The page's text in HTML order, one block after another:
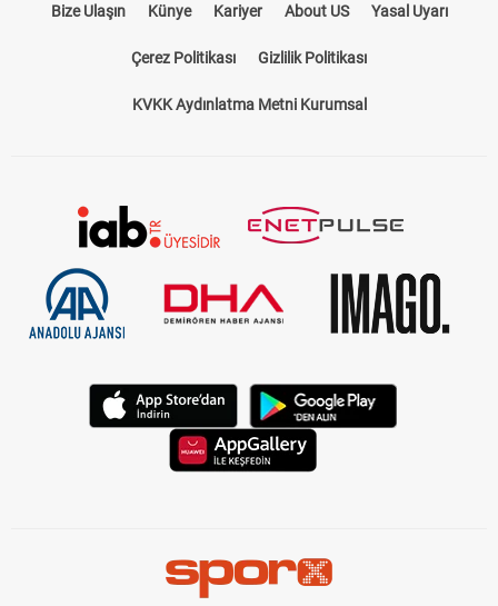
Bize Ulaşın Künye Kariyer About US Yasal Uyarı
Çerez Politikası Gizlilik Politikası
KVKK Aydınlatma Metni Kurumsal